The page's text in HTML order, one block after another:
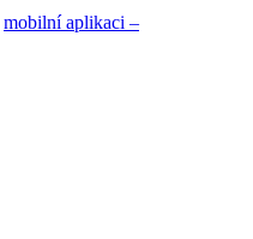
mobilní aplikaci –